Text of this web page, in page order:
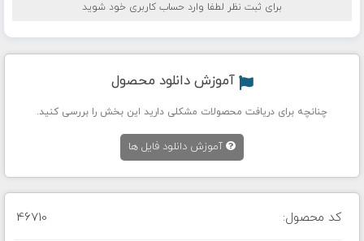
برای ثبت نظر لطفا وارد حساب کاربری خود شوید
آموزش دانلود محصول
چنانچه برای دریافت محصولات مشکلی دارید این بخش را بررسی کنید.
آموزش دانلود فایل ها
کد محصول: 46710